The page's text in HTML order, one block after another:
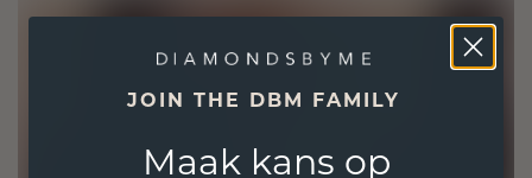
JOIN THE DBM FAMILY
Maak kans op